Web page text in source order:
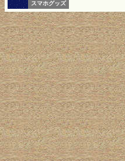
スマホグッズ